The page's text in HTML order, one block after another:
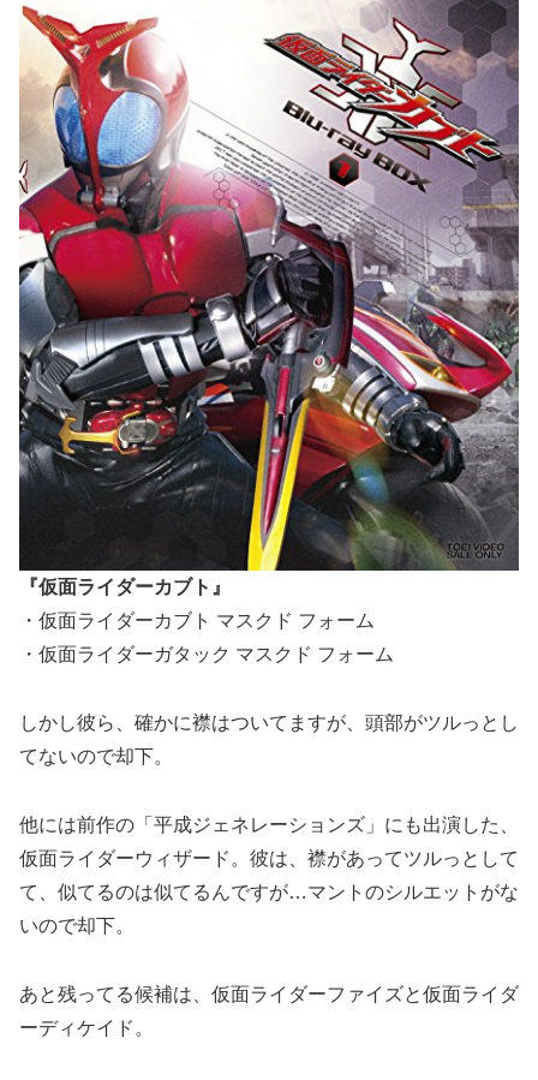
『仮面ライダーカブト』
・仮面ライダーカブト マスクド フォーム
・仮面ライダーガタック マスクド フォーム
しかし彼ら、確かに襟はついてますが、頭部がツルっとし
てないので却下。
他には前作の「平成ジェネレーションズ」にも出演した、
仮面ライダーウィザード。彼は、襟があってツルっとして
て、似てるのは似てるんですが…マントのシルエットがな
いので却下。
あと残ってる候補は、仮面ライダーファイズと仮面ライダ
ーディケイド。